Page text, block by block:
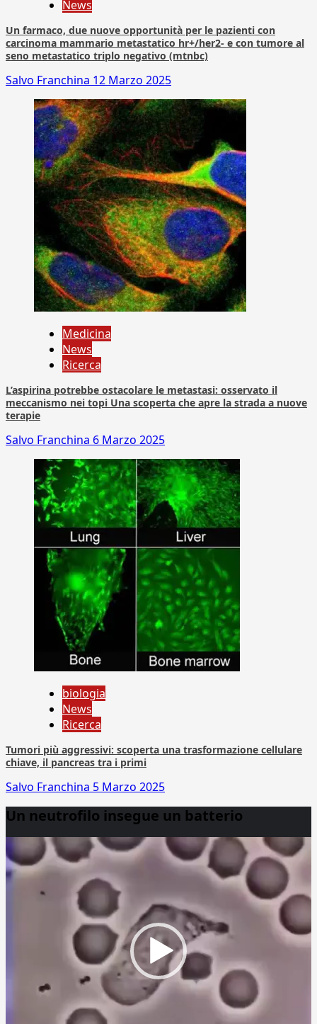
News
Un farmaco, due nuove opportunità per le pazienti con
carcinoma mammario metastatico hr+/her2- e con tumore al
seno metastatico triplo negativo (mtnbc)
Salvo Franchina 12 Marzo 2025
Medicina
News
Ricerca
L’aspirina potrebbe ostacolare le metastasi: osservato il
meccanismo nei topi Una scoperta che apre la strada a nuove
terapie
Salvo Franchina 6 Marzo 2025
biologia
News
Ricerca
Tumori più aggressivi: scoperta una trasformazione cellulare
chiave, il pancreas tra i primi
Salvo Franchina 5 Marzo 2025
Un neutrofilo insegue un batterio
Player